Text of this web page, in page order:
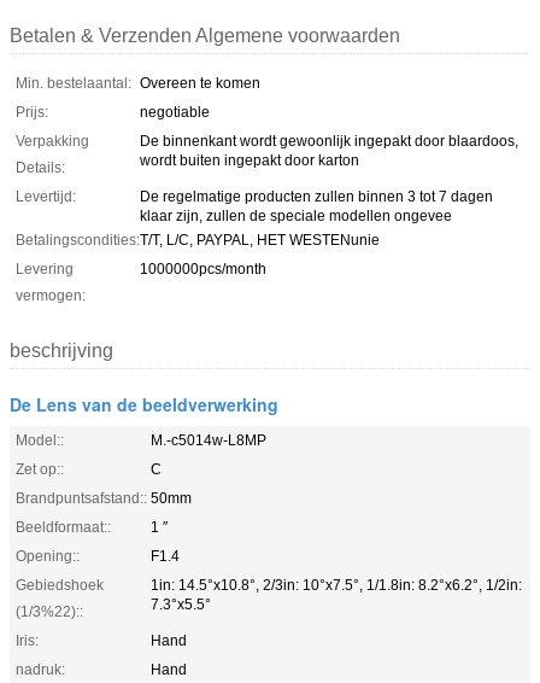
Betalen & Verzenden Algemene voorwaarden
Min. bestelaantal: Overeen te komen
Prijs:
negotiable
Verpakking
Details:
De binnenkant wordt gewoonlijk ingepakt door blaardoos,
wordt buiten ingepakt door karton
Levertijd:
De regelmatige producten zullen binnen 3 tot 7 dagen
klaar zijn, zullen de speciale modellen ongevee
Betalingscondities:T/T, L/C, PAYPAL, HET WESTENunie
Levering
vermogen:
1000000pcs/month
beschrijving
De Lens van de beeldverwerking
Model::
M.-c5014w-L8MP
Zet op::
C
Brandpuntsafstand:: 50mm
Beeldformaat::
1 ″
Opening::
F1.4
Gebiedshoek
(1/3%22)::
1in: 14.5°x10.8°, 2/3in: 10°x7.5°, 1/1.8in: 8.2°x6.2°, 1/2in:
7.3°x5.5°
Iris:
Hand
nadruk:
Hand